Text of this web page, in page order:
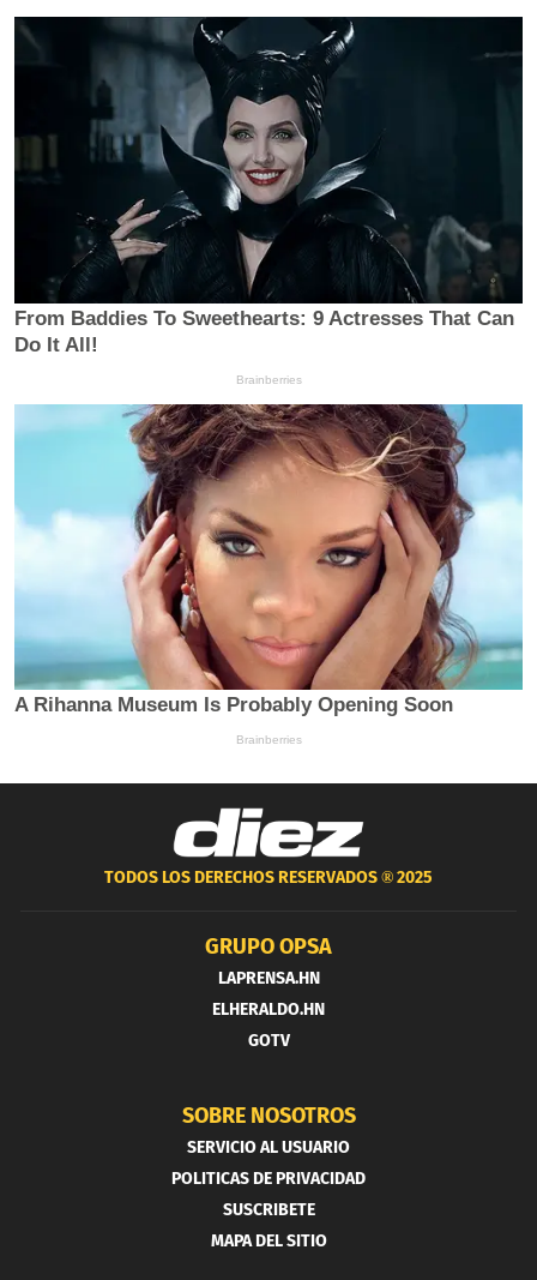
TODOS LOS DERECHOS RESERVADOS ®2025
GRUPO OPSA
LAPRENSA.HN
ELHERALDO.HN
GOTV
SOBRE NOSOTROS
SERVICIO AL USUARIO
POLITICAS DE PRIVACIDAD
SUSCRIBETE
MAPA DEL SITIO